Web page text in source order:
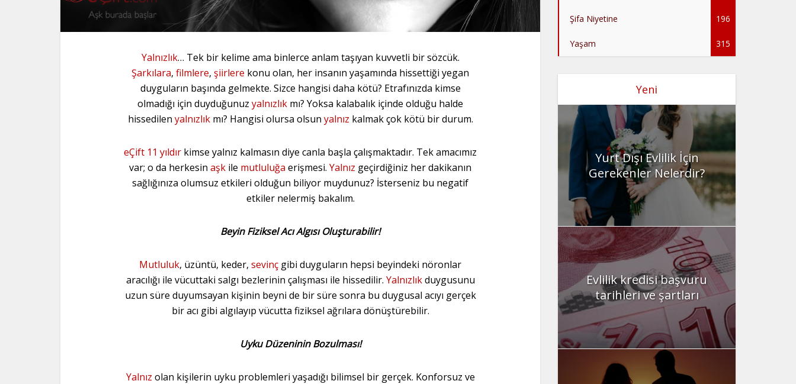
Yalnızlık… Tek bir kelime ama binlerce anlam taşıyan kuvvetli bir sözcük.
Şarkılara, filmlere, şiirlere konu olan, her insanın yaşamında hissettiği yegan
duyguların başında gelmekte. Sizce hangisi daha kötü? Etrafınızda kimse
olmadığı için duyduğunuz yalnızlık mı? Yoksa kalabalık içinde olduğu halde
hissedilen yalnızlıkmı? Hangisi olursa olsun yalnız kalmak çok kötü bir durum.
eÇift 11 yıldır kimse yalnız kalmasın diye canla başla çalışmaktadır. Tek amacımız
var; o da herkesin aşk ile mutluluğa erişmesi. Yalnız geçirdiğiniz her dakikanın
sağlığınıza olumsuz etkileri olduğun biliyor muydunuz? İsterseniz bu negatif
etkiler nelermiş bakalım.
Beyin Fiziksel Acı Algısı Oluşturabilir!
Mutluluk, üzüntü, keder, sevinç gibi duyguların hepsi beyindeki nöronlar
aracılığı ile vücuttaki salgı bezlerinin çalışması ile hissedilir. Yalnızlıkduygusunu
uzun süre duyumsayan kişinin beyni de bir süre sonra bu duygusal acıyı gerçek
bir acı gibi algılayıp vücutta fiziksel ağrılara dönüştürebilir.
Uyku Düzeninin Bozulması!
Yalnız olan kişilerin uyku problemleri yaşadığı bilimsel bir gerçek. Konforsuz ve
Şifa Niyetine 196
Yaşam 315
Yeni
Yurt Dışı Evlilik İçin
Gerekenler Nelerdir?
Evlilik kredisi başvuru
tarihleri ve şartları